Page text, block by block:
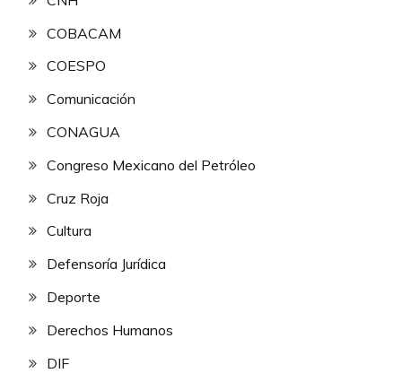
COBACAM
COESPO
Comunicación
CONAGUA
Congreso Mexicano del Petróleo
Cruz Roja
Cultura
Defensoría Jurídica
Deporte
Derechos Humanos
DIF